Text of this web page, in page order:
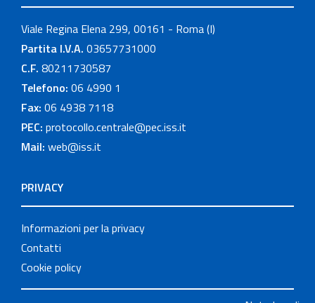
Viale Regina Elena 299, 00161 - Roma (I)
Partita I.V.A. 03657731000
C.F. 80211730587
Telefono: 06 4990 1
Fax: 06 4938 7118
PEC: protocollo.centrale@pec.iss.it
Mail: web@iss.it
PRIVACY
Informazioni per la privacy
Contatti
Cookie policy